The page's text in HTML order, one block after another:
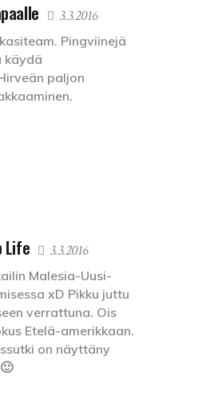
3.3.2016
Pingviinejä
käydä
paljon
Life 3.3.2016
Malesia-Uusi-
xD Pikku juttu
verrattuna. Ois
Etelä-amerikkaan.
on näyttäny